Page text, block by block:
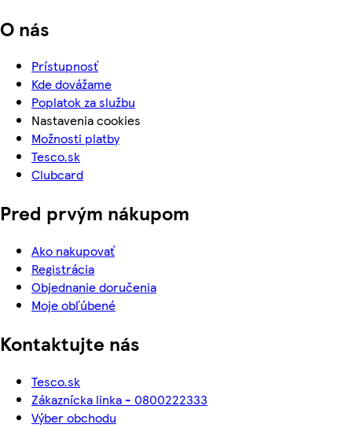
O nás
Prístupnosť
Kde dovážame
Poplatok za službu
Nastavenia cookies
Možnosti platby
Tesco.sk
Clubcard
Pred prvým nákupom
Ako nakupovať
Registrácia
Objednanie doručenia
Moje obľúbené
Kontaktujte nás
Tesco.sk
Zákaznícka linka - 0800222333
Výber obchodu